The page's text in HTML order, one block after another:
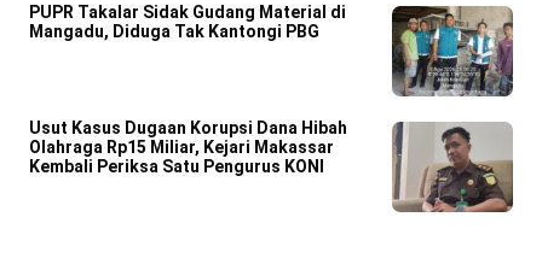
PUPR Takalar Sidak Gudang Material di
Mangadu, Diduga Tak Kantongi PBG
Usut Kasus Dugaan Korupsi Dana Hibah
Olahraga Rp15 Miliar, Kejari Makassar
Kembali Periksa Satu Pengurus KONI